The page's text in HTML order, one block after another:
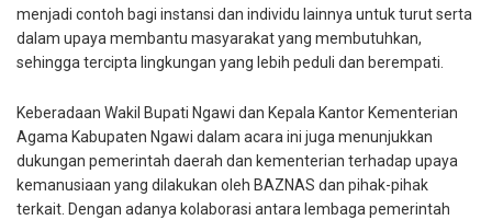
menjadi contoh bagi instansi dan individu lainnya untuk turut serta
dalam upaya membantu masyarakat yang membutuhkan,
sehingga tercipta lingkungan yang lebih peduli dan berempati.
Keberadaan Wakil Bupati Ngawi dan Kepala Kantor Kementerian
Agama Kabupaten Ngawi dalam acara ini juga menunjukkan
dukungan pemerintah daerah dan kementerian terhadap upaya
kemanusiaan yang dilakukan oleh BAZNAS dan pihak-pihak
terkait. Dengan adanya kolaborasi antara lembaga pemerintah